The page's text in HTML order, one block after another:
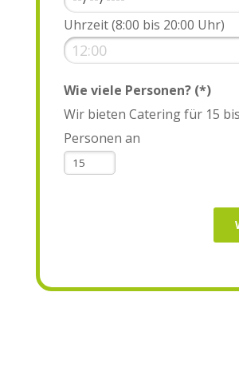
Uhrzeit (8:00 bis 20:00 Uhr)
Wie viele Personen? (*)
Wir bieten Catering für 15
Personen an